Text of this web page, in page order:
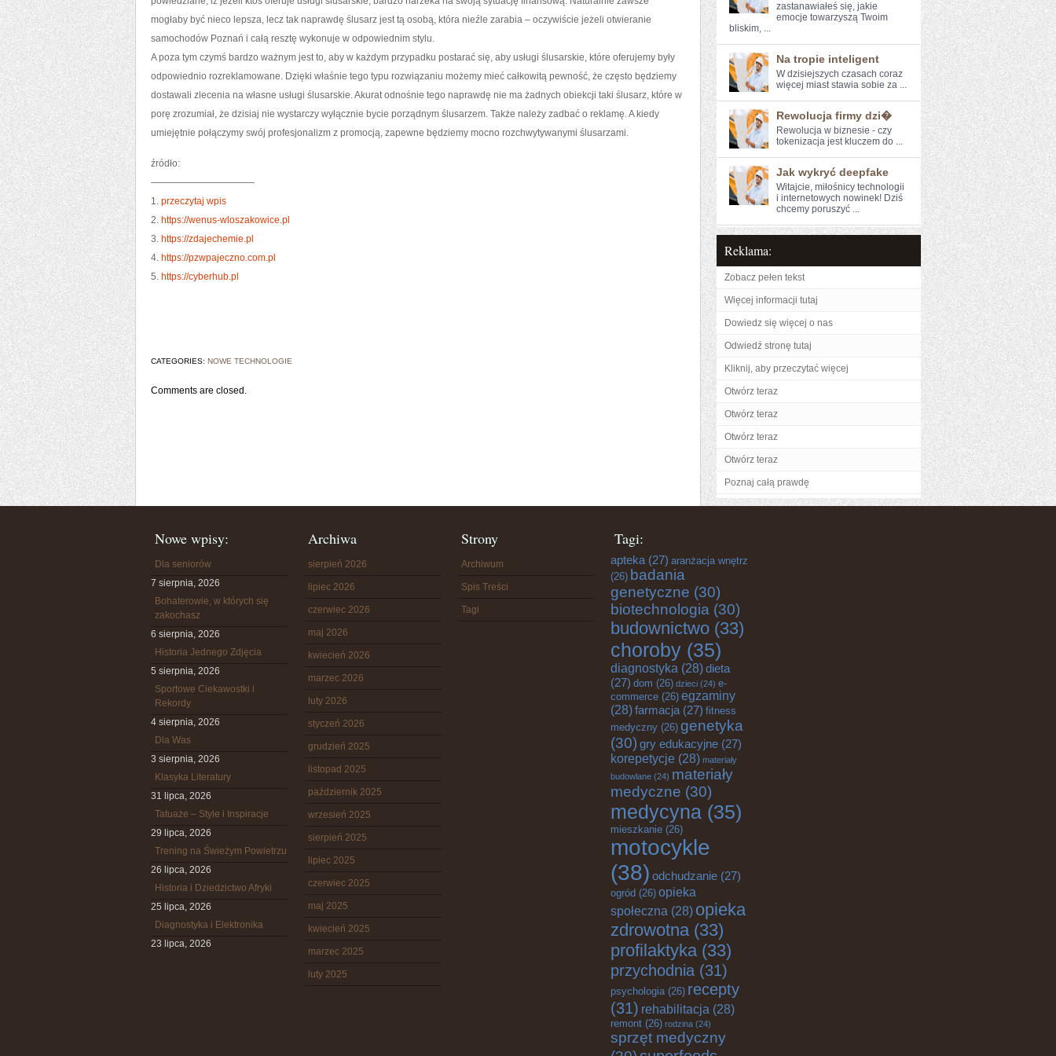
mogłaby być nieco lepsza, lecz tak naprawdę ślusarz jest tą osobą, która nieźle zarabia – oczywiście jeżeli otwieranie
samochodów Poznań i całą resztę wykonuje w odpowiednim stylu.
A poza tym czymś bardzo ważnym jest to, aby w każdym przypadku postarać się, aby usługi ślusarskie, które oferujemy były
odpowiednio rozreklamowane. Dzięki właśnie tego typu rozwiązaniu możemy mieć całkowitą pewność, że często będziemy
dostawali zlecenia na własne usługi ślusarskie. Akurat odnośnie tego naprawdę nie ma żadnych obiekcji taki ślusarz, które w
porę zrozumiał, że dzisiaj nie wystarczy wyłącznie bycie porządnym ślusarzem. Także należy zadbać o reklamę. A kiedy
umiejętnie połączymy swój profesjonalizm z promocją, zapewne będziemy mocno rozchwytywanymi ślusarzami.
źródło:
———————————
1. przeczytaj wpis
2. https://wenus-wloszakowice.pl
3. https://zdajechemie.pl
4. https://pzwpajeczno.com.pl
5. https://cyberhub.pl
CATEGORIES: NOWE TECHNOLOGIE
Comments are closed.
zastanawiałeś się, jakie
emocje towarzyszą Twoim
bliskim, ...
Na tropie inteligent
W dzisiejszych czasach coraz⁤
więcej miast stawia sobie⁣ za ...
Rewolucja firmy dzi�
Rewolucja w biznesie - czy
tokenizacja jest kluczem do‍ ...
Jak wykryć deepfake
Witajcie, miłośnicy technologii
i internetowych nowinek! Dziś
chcemy ​poruszyć ...
Reklama:
Zobacz pełen tekst
Więcej informacji tutaj
Dowiedz się więcej o nas
Odwiedź stronę tutaj
Kliknij, aby przeczytać więcej
Otwórz teraz
Otwórz teraz
Otwórz teraz
Otwórz teraz
Poznaj całą prawdę
Nowe wpisy:
Dla seniorów
7 sierpnia, 2026
Bohaterowie, w których się
zakochasz
6 sierpnia, 2026
Historia Jednego Zdjęcia
5 sierpnia, 2026
Sportowe Ciekawostki i
Rekordy
4 sierpnia, 2026
Dla Was
3 sierpnia, 2026
Klasyka Literatury
31 lipca, 2026
Tatuaże – Style i Inspiracje
29 lipca, 2026
Trening na Świeżym Powietrzu
26 lipca, 2026
Historia i Dziedzictwo Afryki
25 lipca, 2026
Diagnostyka i Elektronika
23 lipca, 2026
Archiwa
sierpień 2026
lipiec 2026
czerwiec 2026
maj 2026
kwiecień 2026
marzec 2026
luty 2026
styczeń 2026
grudzień 2025
listopad 2025
październik 2025
wrzesień 2025
sierpień 2025
lipiec 2025
czerwiec 2025
maj 2025
kwiecień 2025
marzec 2025
luty 2025
Strony
Archiwum
Spis Treści
Tagi
Tagi:
apteka (27) aranżacja wnętrz
(26) badania
genetyczne (30)
biotechnologia (30)
budownictwo (33)
choroby (35)
diagnostyka (28)dieta
(27) dom (26) dzieci (24) e-
commerce (26) egzaminy
(28)farmacja (27) fitness
medyczny (26) genetyka
(30) gry edukacyjne (27)
korepetycje (28) materiały
budowlane (24) materiały
medyczne (30)
medycyna (35)
mieszkanie (26)
motocykle
(38) odchudzanie (27)
ogród (26) opieka
społeczna (28) opieka
zdrowotna(33)
profilaktyka(33)
przychodnia (31)
psychologia(26) recepty
(31) rehabilitacja (28)
remont (26) rodzina (24)
sprzęt medyczny